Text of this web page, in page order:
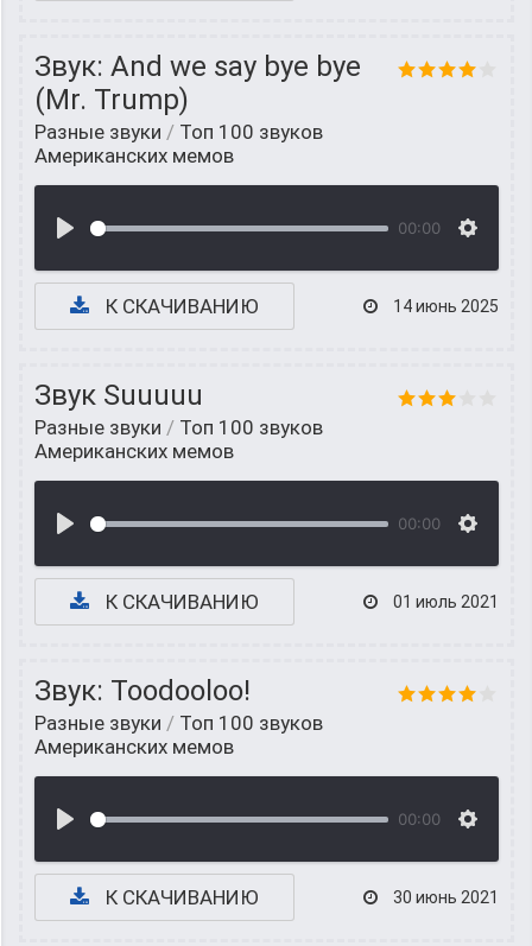
Звук: And we say bye bye
(Mr. Trump)
Разные звуки / Топ 100 звуков
Американских мемов
00:00
К СКАЧИВАНИЮ 14 июнь 2025
Звук Suuuuu
Разные звуки / Топ 100 звуков
Американских мемов
00:00
К СКАЧИВАНИЮ 01 июль 2021
Звук: Toodooloo!
Разные звуки / Топ 100 звуков
Американских мемов
00:00
К СКАЧИВАНИЮ 30 июнь 2021